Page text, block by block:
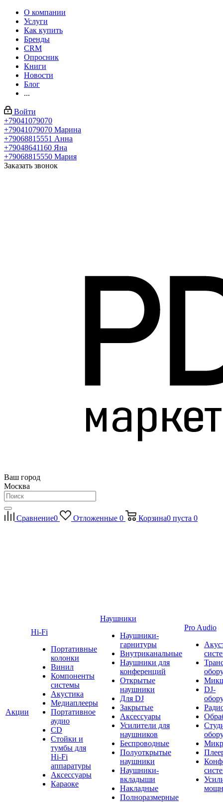
О компании
Услуги
Как купить
Бренды
CRM
Опросник
Книги
Новости
Блог
...
Войти
+79041079070
+79041079070 Марина
+79068815551 Анна
+79048641160 Яна
+79068815550 Мария
Заказать звонок
Ваш город
Москва
Сравнение0 Отложенные 0 Корзина0 пуста 0
Акции
Hi-Fi
Портативные
колонки
Винил
Компоненты
системы
Акустика
Медиаплееры
Портативное
аудио
CD
Стойки и
тумбы для
Hi-Fi
аппаратуры
Аксессуары
Караоке
Наушники
Наушники-
гарнитуры
Внутриканальные
Наушники для
конференций
Открытые
наушники
Для DJ
Закрытые
Аксессуары
Усилители для
наушников
Беспроводные
Полуоткрытые
наушники
Наушники-
вкладыши
Накладные
Полноразмерные
Pro Audio
DJ-